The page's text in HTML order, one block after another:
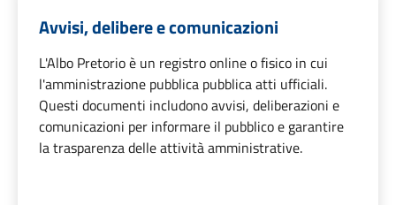
Avvisi, delibere e comunicazioni
L'Albo Pretorio è un registro online o fisico in cui
l'amministrazione pubblica pubblica atti ufficiali.
Questi documenti includono avvisi, deliberazioni e
comunicazioni per informare il pubblico e garantire
la trasparenza delle attività amministrative.